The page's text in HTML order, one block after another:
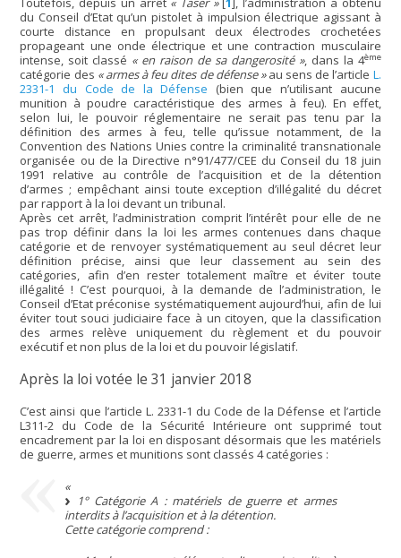
du Conseil d’Etat qu’un pistolet à impulsion électrique agissant à
courte distance en propulsant deux électrodes crochetées
propageant une onde électrique et une contraction musculaire
intense, soit classé « en raison de sa dangerosité », dans la 4ème
catégorie des « armes à feu dites de défense »au sens de l’article L.
2331-1 du Code de la Défense (bien que n’utilisant aucune
munition à poudre caractéristique des armes à feu). En effet,
selon lui, le pouvoir réglementaire ne serait pas tenu par la
définition des armes à feu, telle qu’issue notamment, de la
Convention des Nations Unies contre la criminalité transnationale
organisée ou de la Directive n°91/477/CEE du Conseil du 18 juin
1991 relative au contrôle de l’acquisition et de la détention
d’armes ; empêchant ainsi toute exception d’illégalité du décret
par rapport à la loi devant un tribunal.
Après cet arrêt, l’administration comprit l’intérêt pour elle de ne
pas trop définir dans la loi les armes contenues dans chaque
catégorie et de renvoyer systématiquement au seul décret leur
définition précise, ainsi que leur classement au sein des
catégories, afin d’en rester totalement maître et éviter toute
illégalité ! C’est pourquoi, à la demande de l’administration, le
Conseil d’Etat préconise systématiquement aujourd’hui, afin de lui
éviter tout souci judiciaire face à un citoyen, que la classification
des armes relève uniquement du règlement et du pouvoir
exécutif et non plus de la loi et du pouvoir législatif.
Après la loi votée le 31 janvier 2018
C’est ainsi que l’article L. 2331-1 du Code de la Défense et l’article
L311-2 du Code de la Sécurité Intérieure ont supprimé tout
encadrement par la loi en disposant désormais que les matériels
de guerre, armes et munitions sont classés 4 catégories :
«
1° Catégorie A : matériels de guerre et armes
interdits à l’acquisition et à la détention.
Cette catégorie comprend :